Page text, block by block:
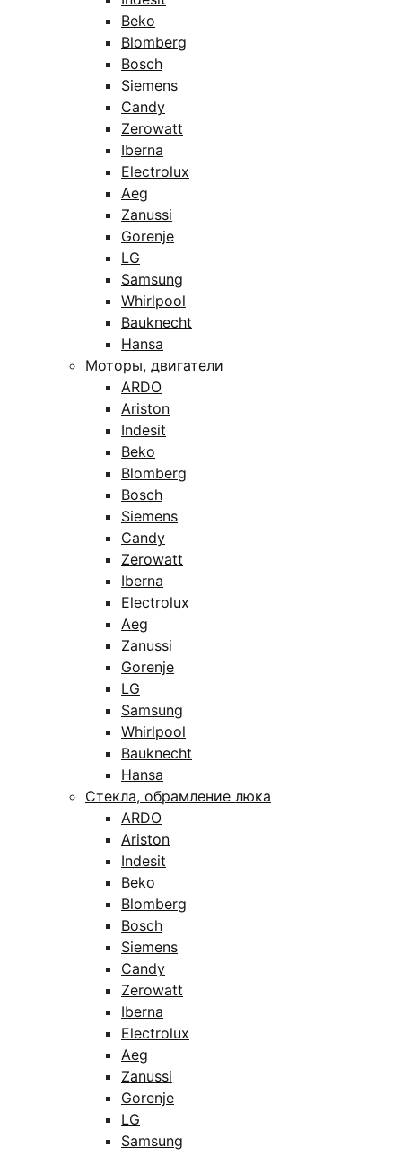
Beko
Blomberg
Bosch
Siemens
Candy
Zerowatt
Iberna
Electrolux
Aeg
Zanussi
Gorenje
LG
Samsung
Whirlpool
Bauknecht
Hansa
Моторы, двигатели
ARDO
Ariston
Indesit
Beko
Blomberg
Bosch
Siemens
Candy
Zerowatt
Iberna
Electrolux
Aeg
Zanussi
Gorenje
LG
Samsung
Whirlpool
Bauknecht
Hansa
Стекла, обрамление люка
ARDO
Ariston
Indesit
Beko
Blomberg
Bosch
Siemens
Candy
Zerowatt
Iberna
Electrolux
Aeg
Zanussi
Gorenje
LG
Samsung